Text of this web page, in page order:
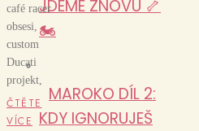
JDEME ZNOVU 🦴
🏍️
MAROKO DÍL 2:
KDY IGNORUJEŠ
café racer
obsesi,
custom
Ducati
projekt,
ČTĚTE
VÍCE